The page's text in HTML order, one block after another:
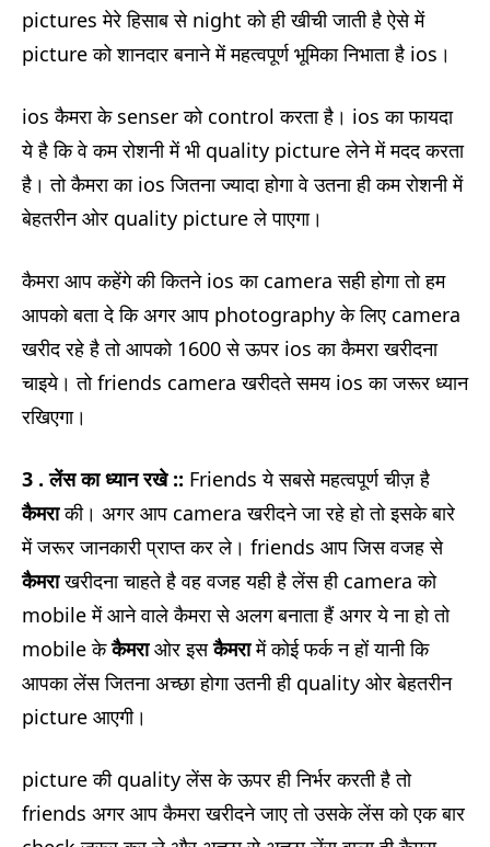
pictures मेरे हिसाब से night को ही खीची जाती है ऐसे में
picture को शानदार बनाने में महत्वपूर्ण भूमिका निभाता है ios।
ios कैमरा के senser को control करता है। ios का फायदा
ये है कि वे कम रोशनी में भी quality picture लेने में मदद करता
है। तो कैमरा का ios जितना ज्यादा होगा वे उतना ही कम रोशनी में
बेहतरीन ओर quality picture ले पाएगा।
कैमरा आप कहेंगे की कितने ios का camera सही होगा तो हम
आपको बता दे कि अगर आप photography के लिए camera
खरीद रहे है तो आपको 1600 से ऊपर ios का कैमरा खरीदना
चाइये। तो friends camera खरीदते समय ios का जरूर ध्यान
रखिएगा।
3 . लेंस का ध्यान रखे :: Friends ये सबसे महत्वपूर्ण चीज़ है
कैमराकी। अगर आप camera खरीदने जा रहे हो तो इसके बारे
में जरूर जानकारी प्राप्त कर ले। friends आप जिस वजह से
कैमराखरीदना चाहते है वह वजह यही है लेंस ही camera को
mobile में आने वाले कैमरा से अलग बनाता हैं अगर ये ना हो तो
mobile केकैमराओर इसकैमरामें कोई फर्क न हों यानी कि
आपका लेंस जितना अच्छा होगा उतनी ही quality ओर बेहतरीन
picture आएगी।
picture की quality लेंस के ऊपर ही निर्भर करती है तो
friends अगर आप कैमरा खरीदने जाए तो उसके लेंस को एक बार